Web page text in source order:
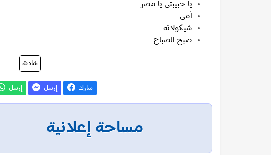
يا حبيبتى يا مصر
أمى
شیکولاته
صبح الصباح
شادية
شارك إرسل إرسل
مساحة إعلانية